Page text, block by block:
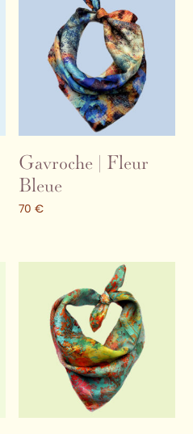
Gavroche | Fleur
Bleue
70€